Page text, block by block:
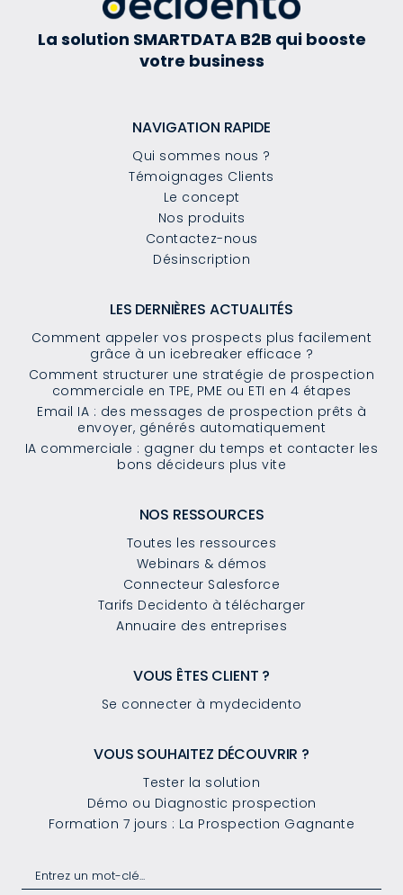
La solution SMARTDATA B2B qui booste
votre business
NAVIGATION RAPIDE
Qui sommes nous ?
Témoignages Clients
Le concept
Nos produits
Contactez-nous
Désinscription
LES DERNIÈRES ACTUALITÉS
Comment appeler vos prospects plus facilement
grâce à un icebreaker efficace ?
Comment structurer une stratégie de prospection
commerciale en TPE, PME ou ETI en 4 étapes
Email IA : des messages de prospection prêts à
envoyer, générés automatiquement
IA commerciale : gagner du temps et contacter les
bons décideurs plus vite
NOS RESSOURCES
Toutes les ressources
Webinars & démos
Connecteur Salesforce
Tarifs Decidento à télécharger
Annuaire des entreprises
VOUS ÊTES CLIENT ?
Se connecter à mydecidento
VOUS SOUHAITEZ DÉCOUVRIR ?
Tester la solution
Démo ou Diagnostic prospection
Formation 7 jours : La Prospection Gagnante